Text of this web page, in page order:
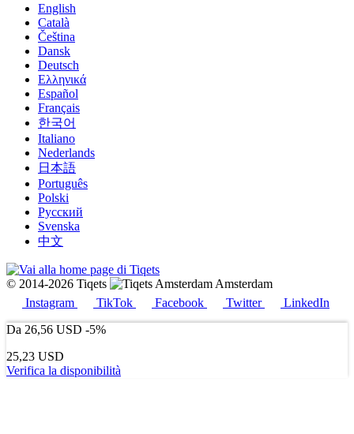
English
Català
Čeština
Dansk
Deutsch
Ελληνικά
Español
Français
한국어
Italiano
Nederlands
日本語
Português
Polski
Русский
Svenska
中文
© 2014-2026 Tiqets
Amsterdam
Instagram
TikTok Facebook Twitter
LinkedIn
Da 26,56 USD -5%
25,23 USD
Verifica la disponibilità